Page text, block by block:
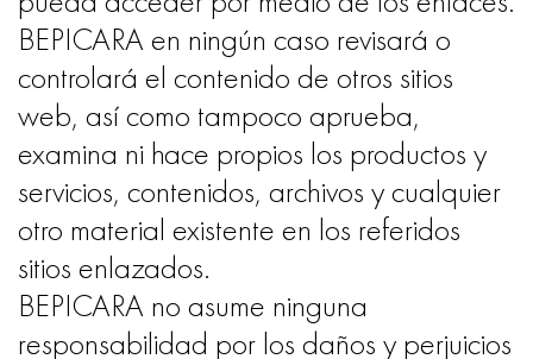
BEPICARA en ningún caso revisará o
controlará el contenido de otros sitios
web, así como tampoco aprueba,
examina ni hace propios los productos y
servicios, contenidos, archivos y cualquier
otro material existente en los referidos
sitios enlazados.
BEPICARA no asume ninguna
responsabilidad por los daños y perjuicios